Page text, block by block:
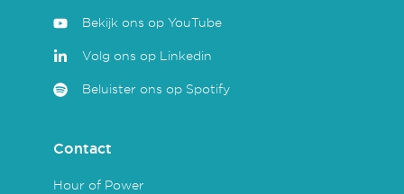
Bekijk ons op YouTube
Volg ons op Linkedin
Beluister ons op Spotify
Contact
Hour of Power